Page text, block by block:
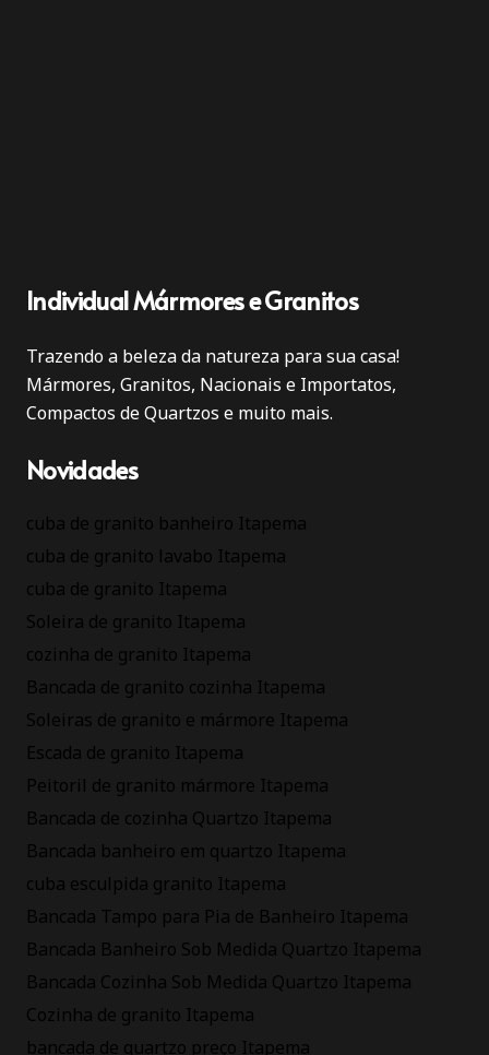
Individual Mármores e Granitos
Trazendo a beleza da natureza para sua casa!
Mármores, Granitos, Nacionais e Importatos,
Compactos de Quartzos e muito mais.
Novidades
cuba de granito banheiro Itapema
cuba de granito lavabo Itapema
cuba de granito Itapema
Soleira de granito Itapema
cozinha de granito Itapema
Bancada de granito cozinha Itapema
Soleiras de granito e mármore Itapema
Escada de granito Itapema
Peitoril de granito mármore Itapema
Bancada de cozinha Quartzo Itapema
Bancada banheiro em quartzo Itapema
cuba esculpida granito Itapema
Bancada Tampo para Pia de Banheiro Itapema
Bancada Banheiro Sob Medida Quartzo Itapema
Bancada Cozinha Sob Medida Quartzo Itapema
Cozinha de granito Itapema
bancada de quartzo preço Itapema